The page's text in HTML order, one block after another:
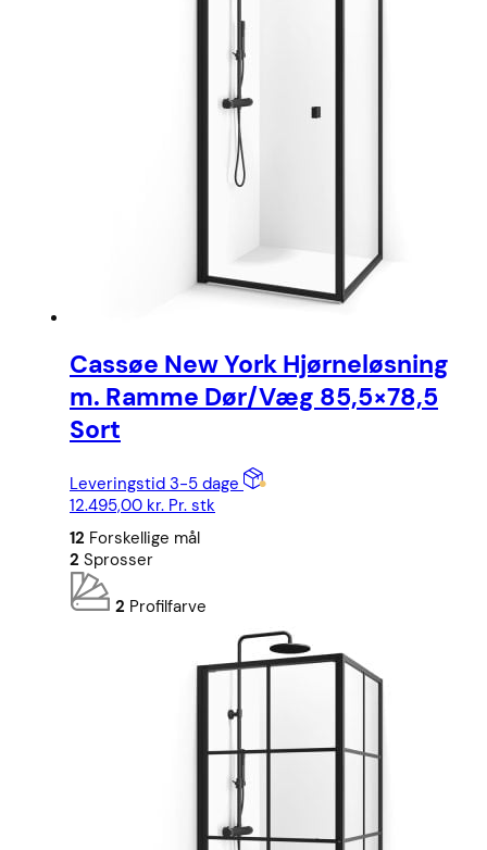
Cassøe New York Hjørneløsning
m. Ramme Dør/Væg 85,5×78,5
Sort
Leveringstid 3-5 dage
12.495,00 kr. Pr. stk
12 Forskellige mål
2 Sprosser
2 Profilfarve